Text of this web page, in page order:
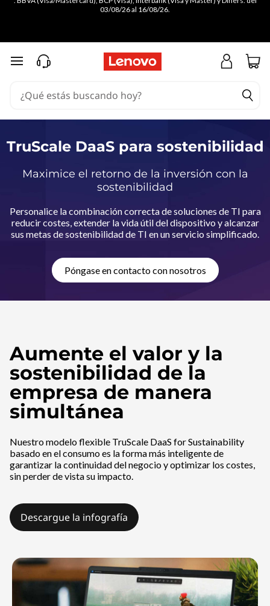
r
u
c
a
D
a
S
a
a
o
e
n
03/08/26 al 16/08/26.
Ir al contenido principal
TruScale DaaS para sostenibilidad
Maximice el retorno de la inversión con la
sostenibilidad
Personalice la combinación correcta de soluciones de TI para
reducir costes, extender la vida útil del dispositivo y alcanzar
sus metas de sostenibilidad de TI en un servicio simplificado.
Póngase en contacto con nosotros
Aumente el valor y la
sostenibilidad de la
empresa de manera
simultánea
Nuestro modelo flexible TruScale DaaS for Sustainability
basado en el consumo es la forma más inteligente de
garantizar la continuidad del negocio y optimizar los costes,
sin perder de vista su impacto.
Descargue la infografía